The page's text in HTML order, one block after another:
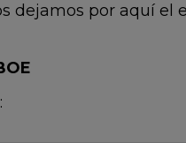
dejamos por aquí el